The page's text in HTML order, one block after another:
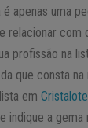
apenas uma
relacionar com
profissão na
que consta
em
indique a gema